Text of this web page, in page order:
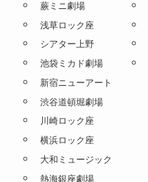
蕨ミニ劇場
浅草ロック座
シアター上野
池袋ミカド劇場
新宿ニューアート
渋谷道頓堀劇場
川崎ロック座
横浜ロック座
大和ミュージック
熱海銀座劇場